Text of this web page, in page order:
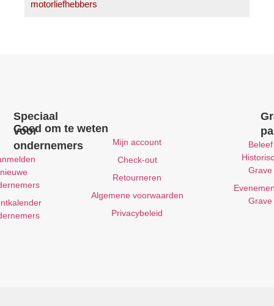
motorliefhebbers
Beleef
Grave
Grave
Goed om te weten
Mijn account
Check-out
Retourneren
Algemene voorwaarden
Privacybeleid
Speciaal
voor
ondernemers
nieuwe